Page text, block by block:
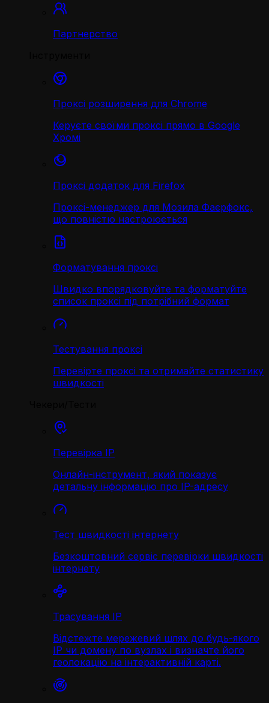
Партнерство
Проксі розширення для Chrome
Керуєте своїми проксі прямо в Google
Хромі
Проксі додаток для Firefox
Проксі-менеджер для Мозила Фаєрфокс,
що повністю настроюється
Форматування проксі
Швидко впорядковуйте та форматуйте
список проксі під потрібний формат
Тестування проксі
Перевірте проксі та отримайте статистику
швидкості
Перевірка IP
Онлайн-інструмент, який показує
детальну інформацію про IP-адресу
Тест швидкості інтернету
Безкоштовний сервіс перевірки швидкості
інтернету
Трасування IP
Відстежте мережевий шлях до будь-якого
IP чи домену по вузлах і визначте його
геолокацію на інтерактивній карті.